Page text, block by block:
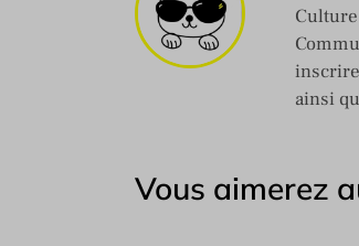
ainsi
Vous aimerez